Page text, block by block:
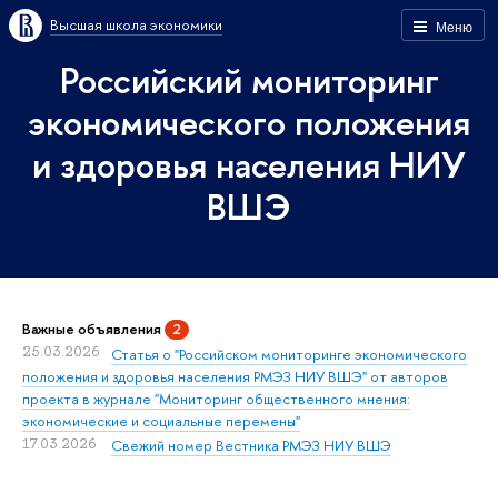
Меню
Высшая школа экономики
Российский мониторинг
экономического положения
и здоровья населения НИУ
ВШЭ
Важные объявления 2
25.03.2026
Статья о "Российском мониторинге экономического
положения и здоровья населения РМЭЗ НИУ ВШЭ" от авторов
проекта в журнале "Мониторинг общественного мнения:
экономические и социальные перемены"
17.03.2026 Свежий номер Вестника РМЭЗ НИУ ВШЭ